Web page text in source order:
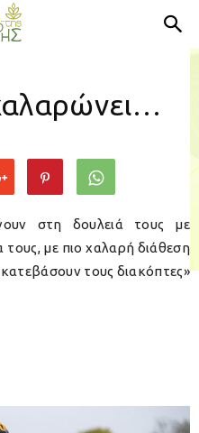
στη δουλειά τους με
με πιο χαλαρή διάθεση
τους διακόπτες»